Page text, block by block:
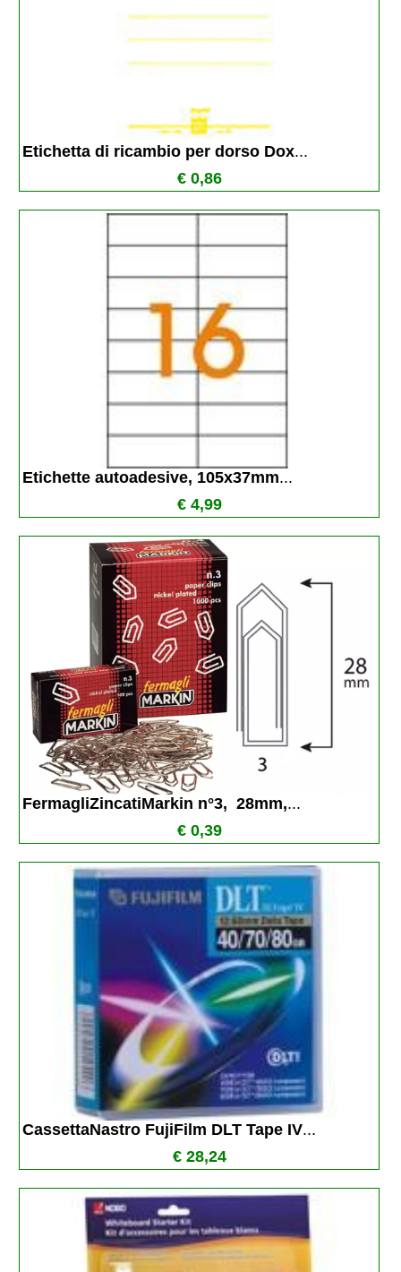
Etichetta di ricambio per dorso Dox...
€ 0,86
Etichette autoadesive, 105x37mm...
€ 4,99
FermagliZincatiMarkin n°3,  28mm,...
€ 0,39
CassettaNastro FujiFilm DLT Tape IV...
€ 28,24